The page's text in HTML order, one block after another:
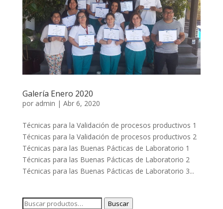
Galería Enero 2020
por admin | Abr 6, 2020
Técnicas para la Validación de procesos productivos 1
Técnicas para la Validación de procesos productivos 2
Técnicas para las Buenas Pácticas de Laboratorio 1
Técnicas para las Buenas Pácticas de Laboratorio 2
Técnicas para las Buenas Pácticas de Laboratorio 3...
Buscar
Buscar